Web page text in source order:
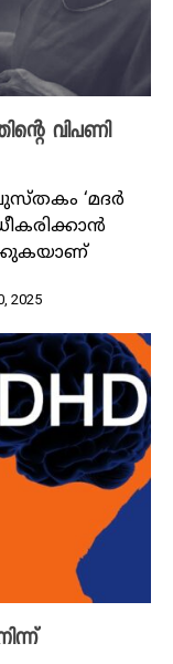
വിപണി
‘മദർ
2025